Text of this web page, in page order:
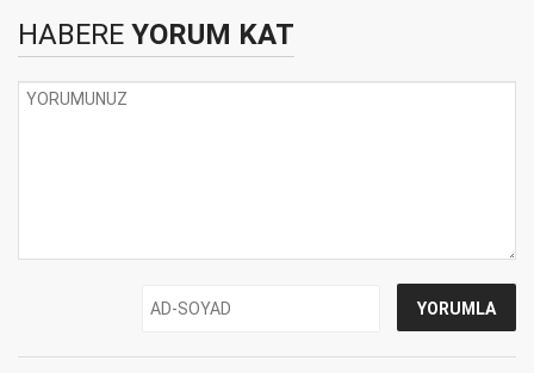
HABERE YORUM KAT